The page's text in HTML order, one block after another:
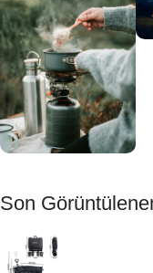
Muftağı
Kampçı
Şefler İçin
Son